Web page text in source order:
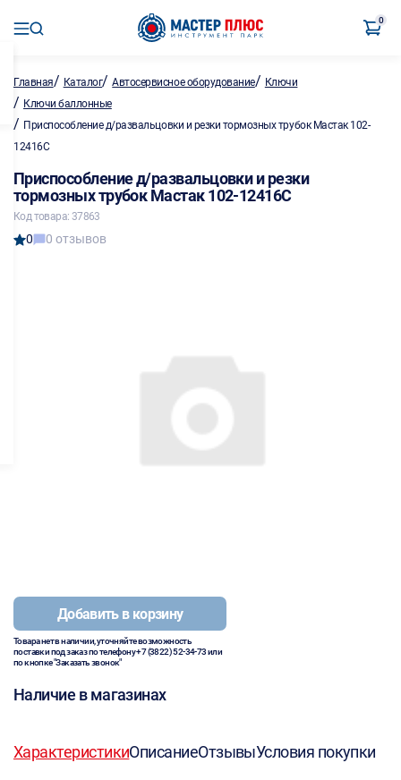
0
Главная/ Каталог/Автосервисное оборудование/ Ключи
/ Ключи баллонные
/ Приспособление д/развальцовки и резки тормозных трубок Мастак 102-
12416С
Приспособление д/развальцовки и резки
тормозных трубок Мастак 102-12416С
Код товара: 37863
0 0 отзывов
Добавить в корзину
Товара нет в наличии, уточняйте возможность
поставки под заказ по телефону+7 (3822) 52-34-73или
по кнопке "Заказать звонок"
Наличие в магазинах
ХарактеристикиОписаниеОтзывыУсловия покупки